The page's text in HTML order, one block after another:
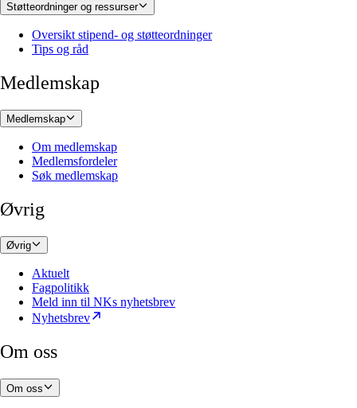
Støtteordninger og ressurser
Oversikt stipend- og støtteordninger
Tips og råd
Medlemskap
Medlemskap
Om medlemskap
Medlemsfordeler
Søk medlemskap
Øvrig
Øvrig
Aktuelt
Fagpolitikk
Meld inn til NKs nyhetsbrev
Nyhetsbrev
Om oss
Om oss